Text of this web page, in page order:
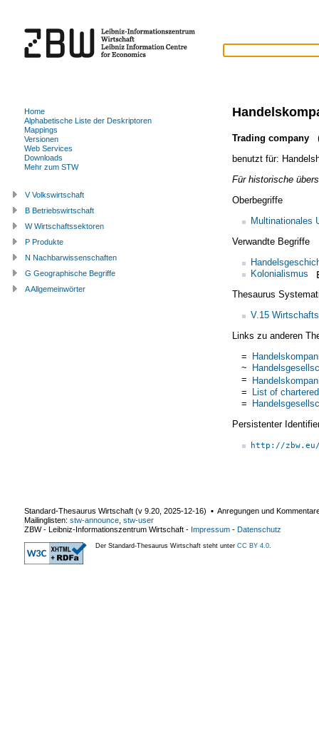
Trading company
benutzt für:
Für historische
Oberbegriffe
Multinationales
Verwandte Begriffe
Kolonialismus
Thesaurus
V.15
Links zu anderen
=
~
=
= List of
=
Persistenter
http://
Home
Alphabetische Liste der Deskriptoren
Mappings
Versionen
Web Services
Downloads
Mehr zum STW
V Volkswirtschaft
B Betriebswirtschaft
W Wirtschaftssektoren
P Produkte
N Nachbarwissenschaften
G Geographische Begriffe
A Allgemeinwörter
Standard-Thesaurus Wirtschaft (v 9.20 2025-12-16) ▪ Anregungen und
Mailinglisten: stw-announce stw-user
ZBW - Leibniz-Informationszentrum Wirtschaft - Impressum - Datenschutz
Der Standard-Thesaurus Wirtschaft steht unter CC BY 4.0